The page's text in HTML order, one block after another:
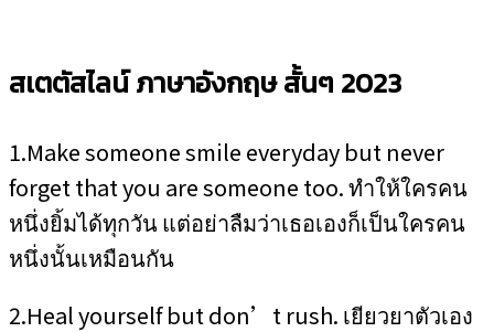
สเตตัสไลน์ ภาษาอังกฤษ สั้นๆ 2023
1.Make someone smile everyday but never
forget that you are someone too. ทำให้ใครคน
หนึ่งยิ้มได้ทุกวัน แต่อย่าลืมว่าเธอเองก็เป็นใครคน
หนึ่งนั้นเหมือนกัน
2.Heal yourself but don’t rush. เยียวยาตัวเอง